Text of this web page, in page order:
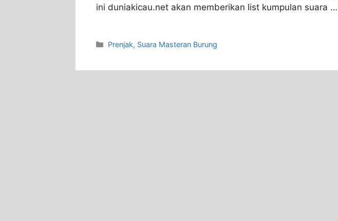
ini duniakicau.net akan memberikan list kumpulan suara …
Categories
Prenjak, Suara Masteran Burung